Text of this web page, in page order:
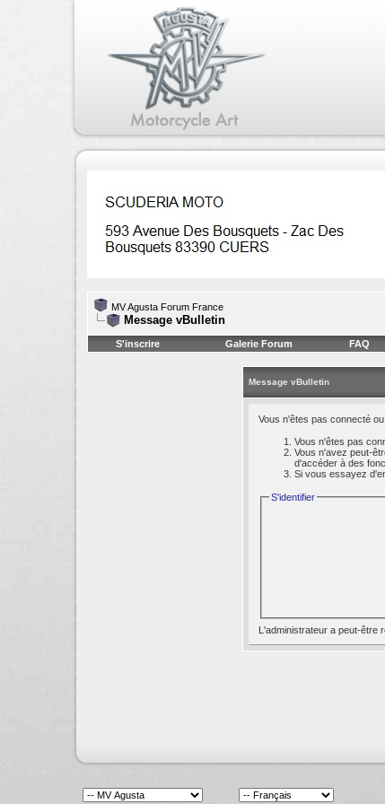
MV Agusta Forum France
Message vBulletin
S'inscrire
Galerie Forum FAQ
Message vBulletin
Vous n'êtes pas connecté
Vous n'êtes pas
Vous n'avez peut-
d'accéder à des
Si vous essayez
S'identifier
L'administrateur a peut-être